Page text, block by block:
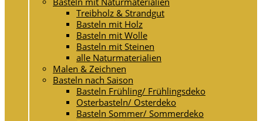
Treibholz & Strandgut
Basteln mit Holz
Basteln mit Wolle
Basteln mit Steinen
alle Naturmaterialien
Malen & Zeichnen
Basteln nach Saison
Basteln Frühling/ Frühlingsdeko
Osterbasteln/ Osterdeko
Basteln Sommer/ Sommerdeko